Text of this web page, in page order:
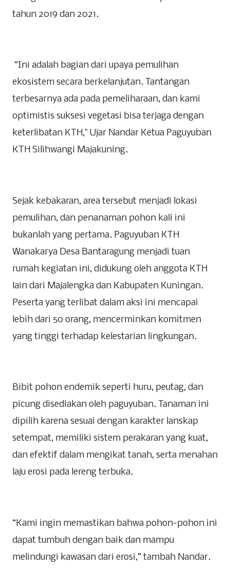
tahun 2019 dan 2021.
‎ “Ini adalah bagian dari upaya pemulihan
ekosistem secara berkelanjutan. Tantangan
terbesarnya ada pada pemeliharaan, dan kami
optimistis suksesi vegetasi bisa terjaga dengan
keterlibatan KTH," Ujar Nandar Ketua Paguyuban
KTH Silihwangi Majakuning.
‎Sejak kebakaran, area tersebut menjadi lokasi
pemulihan, dan penanaman pohon kali ini
bukanlah yang pertama. Paguyuban KTH
Wanakarya Desa Bantaragung menjadi tuan
rumah kegiatan ini, didukung oleh anggota KTH
lain dari Majalengka dan Kabupaten Kuningan.
Peserta yang terlibat dalam aksi ini mencapai
lebih dari 50 orang, mencerminkan komitmen
yang tinggi terhadap kelestarian lingkungan.
‎Bibit pohon endemik seperti huru, peutag, dan
picung disediakan oleh paguyuban. Tanaman ini
dipilih karena sesuai dengan karakter lanskap
setempat, memiliki sistem perakaran yang kuat,
dan efektif dalam mengikat tanah, serta menahan
laju erosi pada lereng terbuka.
‎“Kami ingin memastikan bahwa pohon-pohon ini
dapat tumbuh dengan baik dan mampu
melindungi kawasan dari erosi,” tambah Nandar.